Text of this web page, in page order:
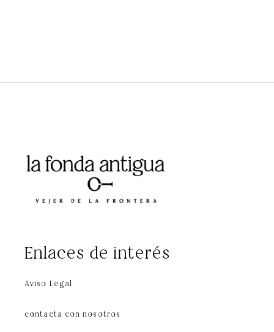
Enlaces de interés
Aviso Legal
contacta con nosotros